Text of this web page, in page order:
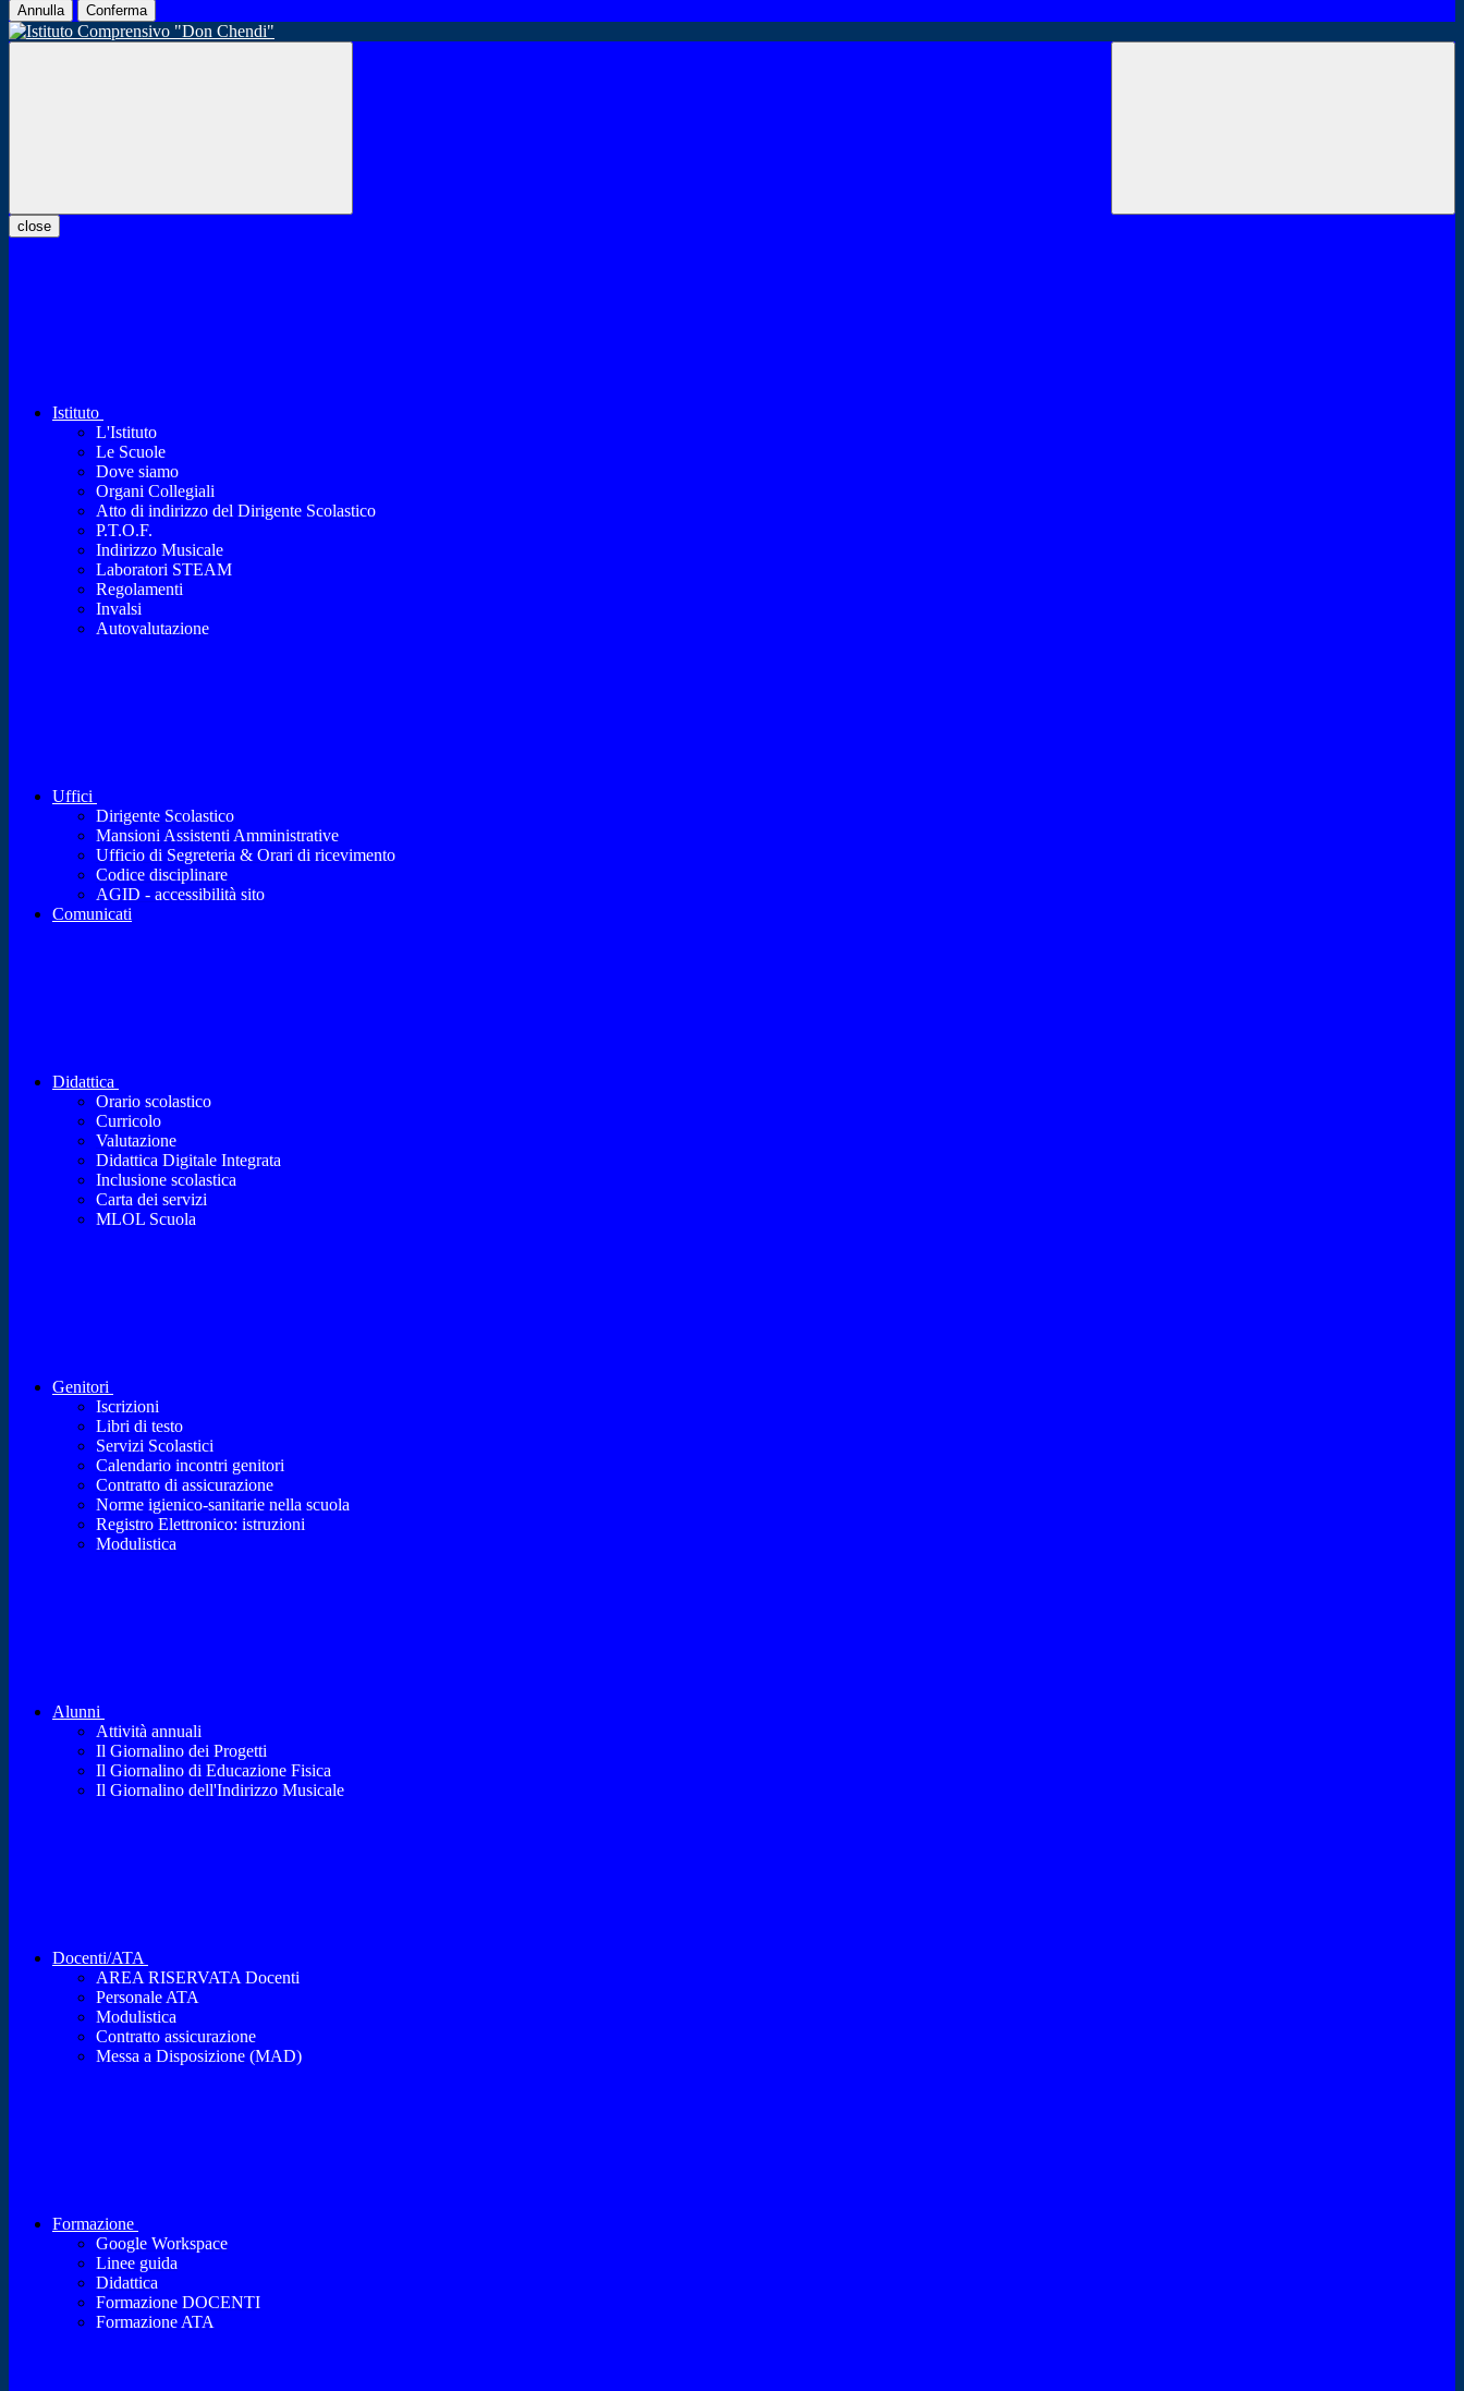
Annulla Conferma
close
Istituto
L'Istituto
Le Scuole
Dove siamo
Organi Collegiali
Atto di indirizzo del Dirigente Scolastico
P.T.O.F.
Indirizzo Musicale
Laboratori STEAM
Regolamenti
Invalsi
Autovalutazione
Uffici
Dirigente Scolastico
Mansioni Assistenti Amministrative
Ufficio di Segreteria & Orari di ricevimento
Codice disciplinare
AGID - accessibilità sito
Comunicati
Didattica
Orario scolastico
Curricolo
Valutazione
Didattica Digitale Integrata
Inclusione scolastica
Carta dei servizi
MLOL Scuola
Genitori
Iscrizioni
Libri di testo
Servizi Scolastici
Calendario incontri genitori
Contratto di assicurazione
Norme igienico-sanitarie nella scuola
Registro Elettronico: istruzioni
Modulistica
Alunni
Attività annuali
Il Giornalino dei Progetti
Il Giornalino di Educazione Fisica
Il Giornalino dell'Indirizzo Musicale
Docenti/ATA
AREA RISERVATA Docenti
Personale ATA
Modulistica
Contratto assicurazione
Messa a Disposizione (MAD)
Formazione
Google Workspace
Linee guida
Didattica
Formazione DOCENTI
Formazione ATA